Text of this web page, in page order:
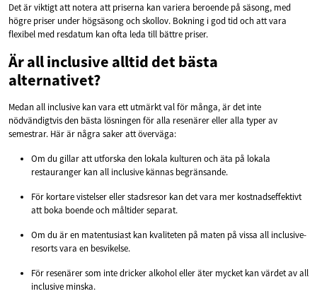
Det är viktigt att notera att priserna kan variera beroende på säsong, med
högre priser under högsäsong och skollov. Bokning i god tid och att vara
flexibel med resdatum kan ofta leda till bättre priser.
Är all inclusive alltid det bästa
alternativet?
Medan all inclusive kan vara ett utmärkt val för många, är det inte
nödvändigtvis den bästa lösningen för alla resenärer eller alla typer av
semestrar. Här är några saker att överväga:
Om du gillar att utforska den lokala kulturen och äta på lokala
restauranger kan all inclusive kännas begränsande.
För kortare vistelser eller stadsresor kan det vara mer kostnadseffektivt
att boka boende och måltider separat.
Om du är en matentusiast kan kvaliteten på maten på vissa all inclusive-
resorts vara en besvikelse.
För resenärer som inte dricker alkohol eller äter mycket kan värdet av all
inclusive minska.